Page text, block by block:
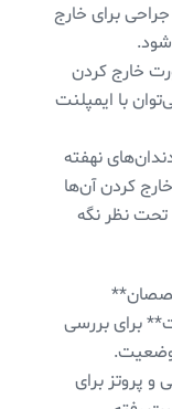
جراحی برای خارج
خارج کردن
با ایمپلنت
نهفته
کردن آن‌ها
تحت نظر نگه
برای بررسی
وضعیت.
پروتز برای